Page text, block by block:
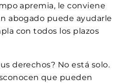
apremia, le conviene
abogado puede ayudarle
con todos los plazos
derechos? No está solo.
que pueden